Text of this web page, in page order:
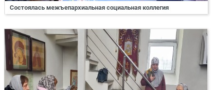
Состоялась межъепархиальная социальная коллегия